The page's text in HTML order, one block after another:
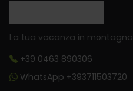
La tua vacanza in montagna
+39 0463 890306
WhatsApp +393711503720